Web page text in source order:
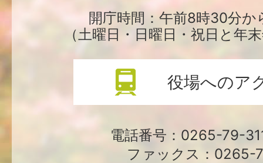
場
開庁時間：午前8時30分か
（土曜日・日曜日・祝日と年
役場へのア
電話番号：0265-79-
ファックス：0265-